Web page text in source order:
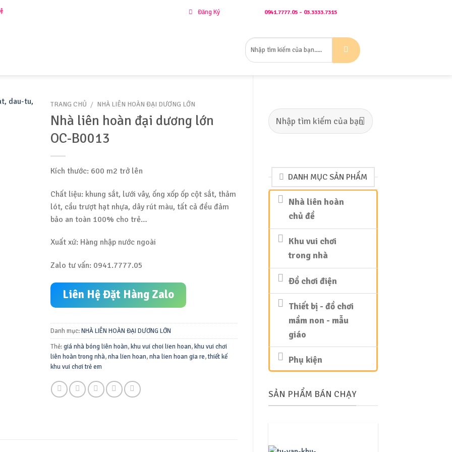
nhận Đăng Ký 0941.7777.05 - 03.3333.7315
Tìm
kiếm:
Tìm
kiếm:
DANH MỤC SẢN PHẨM
Nhà liên hoàn
chủ đề
Khu vui chơi
trong nhà
Đồ chơi điện
Thiết bị - đồ chơi
mầm non - mẫu
giáo
Phụ kiện
SẢN PHẨM BÁN CHẠY
TRANG CHỦ / NHÀ LIÊN HOÀN ĐẠI DƯƠNG LỚN
Nhà liên hoàn đại dương lớn
OC-B0013
Kích thước: 600 m2 trở lên
Chất liệu: khung sắt, lưới vây, ống xốp ốp cột sắt, thảm
lót, cầu trượt hạt nhựa, dây rút màu, tất cả đều đảm
bảo an toàn 100% cho trẻ…
Xuất xứ: Hàng nhập nước ngoài
Zalo tư vấn: 0941.7777.05
Liên Hệ Đặt Hàng Zalo
Danh mục:NHÀ LIÊN HOÀN ĐẠI DƯƠNG LỚN
Thẻ:giá nhà bóng liên hoàn, khu vui choi lien hoan, khu vui chơi
liên hoàn trong nhà,nha lien hoan,nha lien hoan gia re,thiết kế
khu vui chơi trẻ em